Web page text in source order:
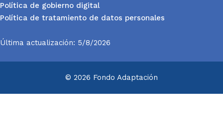
Política de gobierno digital
Política de tratamiento de datos personales
Última actualización: 5/8/2026
© 2026 Fondo Adaptación